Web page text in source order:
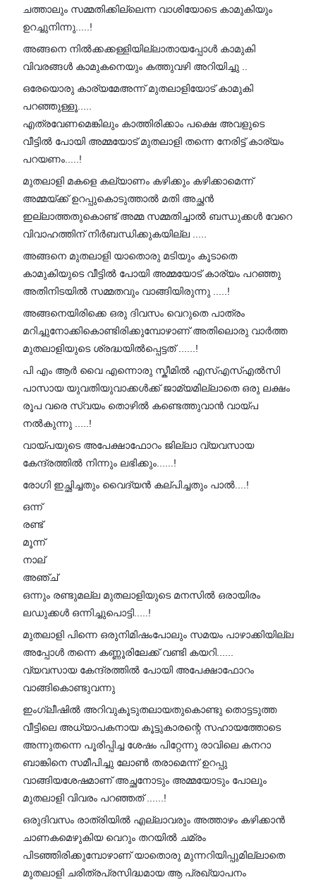
ചത്താലും സമ്മതിക്കില്ലെന്ന വാശിയോടെ കാമുകിയും
ഉറച്ചുനിന്നു.....!
അങ്ങനെ നിൽക്കക്കള്ളിയില്ലാതായപ്പോൾ കാമുകി
വിവരങ്ങൾ കാമുകനെയും കത്തുവഴി അറിയിച്ചു ..
ഒരേയൊരു കാര്യമേഅന്ന് മുതലാളിയോട് കാമുകി
പറഞ്ഞുള്ളൂ.....
എത്രവേണമെങ്കിലും കാത്തിരിക്കാം പക്ഷെ അവളുടെ
വീട്ടിൽ പോയി അമ്മയോട് മുതലാളി തന്നെ നേരിട്ട് കാര്യം
പറയണം.....!
മുതലാളി മകളെ കല്യാണം കഴിക്കും കഴിക്കാമെന്ന്
അമ്മയ്ക്ക് ഉറപ്പുകൊടുത്താൽ മതി അച്ഛൻ
ഇല്ലാത്തതുകൊണ്ട് അമ്മ സമ്മതിച്ചാൽ ബന്ധുക്കൾ വേറെ
വിവാഹത്തിന് നിർബന്ധിക്കുകയില്ല .....
അങ്ങനെ മുതലാളി യാതൊരു മടിയും കൂടാതെ
കാമുകിയുടെ വീട്ടിൽ പോയി അമ്മയോട് കാര്യം പറഞ്ഞു
അതിനിടയിൽ സമ്മതവും വാങ്ങിയിരുന്നു .....!
അങ്ങനെയിരിക്കെ ഒരു ദിവസം വെറുതെ പാത്രം
മറിച്ചുനോക്കികൊണ്ടിരിക്കുമ്പോഴാണ് അതിലൊരു വാർത്ത
മുതലാളിയുടെ ശ്രദ്ധയിൽപ്പെട്ടത് ......!
പി എം ആർ വൈ എന്നൊരു സ്കീമിൽ എസ്എസ്എൽസി
പാസായ യുവതിയുവാക്കൾക്ക് ജാമ്യമില്ലാതെ ഒരു ലക്ഷം
രൂപ വരെ സ്വയം തൊഴിൽ കണ്ടെത്തുവാൻ വായ്പ
നൽകുന്നു .....!
വായ്പയുടെ അപേക്ഷാഫോറം ജില്ലാ വ്യവസായ
കേന്ദ്രത്തിൽ നിന്നും ലഭിക്കും......!
രോഗി ഇച്ഛിച്ചതും വൈദ്യൻ കല്പിച്ചതും പാൽ....!
ഒന്ന്
രണ്ട്
മൂന്ന്
നാല്
അഞ്ച്
ഒന്നും രണ്ടുമല്ല മുതലാളിയുടെ മനസിൽ ഒരായിരം
ലഡുക്കൾ ഒന്നിച്ചുപൊട്ടി.....!
മുതലാളി പിന്നെ ഒരുനിമിഷംപോലും സമയം പാഴാക്കിയില്ല
അപ്പോൾ തന്നെ കണ്ണൂരിലേക്ക് വണ്ടി കയറി......
വ്യവസായ കേന്ദ്രത്തിൽ പോയി അപേക്ഷാഫോറം
വാങ്ങികൊണ്ടുവന്നു
ഇംഗ്ലീഷിൽ അറിവുകൂടുതലായതുകൊണ്ടു തൊട്ടടുത്ത
വീട്ടിലെ അധ്യാപകനായ കൂട്ടുകാരന്റെ സഹായത്തോടെ
അന്നുതന്നെ പൂരിപ്പിച്ച ശേഷം പിറ്റേന്നു രാവിലെ കനറാ
ബാങ്കിനെ സമീപിച്ചു ലോൺ തരാമെന്ന് ഉറപ്പു
വാങ്ങിയശേഷമാണ് അച്ഛനോടും അമ്മയോടും പോലും
മുതലാളി വിവരം പറഞ്ഞത് ......!
ഒരുദിവസം രാത്രിയിൽ എല്ലാവരും അത്താഴം കഴിക്കാൻ
ചാണകമെഴുകിയ വെറും തറയിൽ ചമ്രം
പിടഞ്ഞിരിക്കുമ്പോഴാണ് യാതൊരു മുന്നറിയിപ്പുമില്ലാതെ
മുതലാളി ചരിത്രപ്രസിദ്ധമായ ആ പ്രഖ്യാപനം